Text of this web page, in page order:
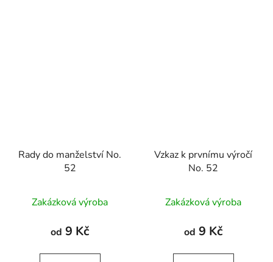
Rady do manželství No.
52
Zakázková výroba
od 9 Kč
Vzkaz k prvnímu výročí
No. 52
Zakázková výroba
od 9 Kč